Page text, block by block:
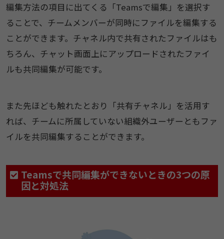
編集方法の項目に出てくる「Teamsで編集」を選択す
ることで、チームメンバーが同時にファイルを編集する
ことができます。チャネル内で共有されたファイルはも
ちろん、チャット画面上にアップロードされたファイ
ルも共同編集が可能です。
また先ほども触れたとおり「共有チャネル」を活用す
れば、チームに所属していない組織外ユーザーともファ
イルを共同編集することができます。
Teamsで共同編集ができないときの3つの原
因と対処法